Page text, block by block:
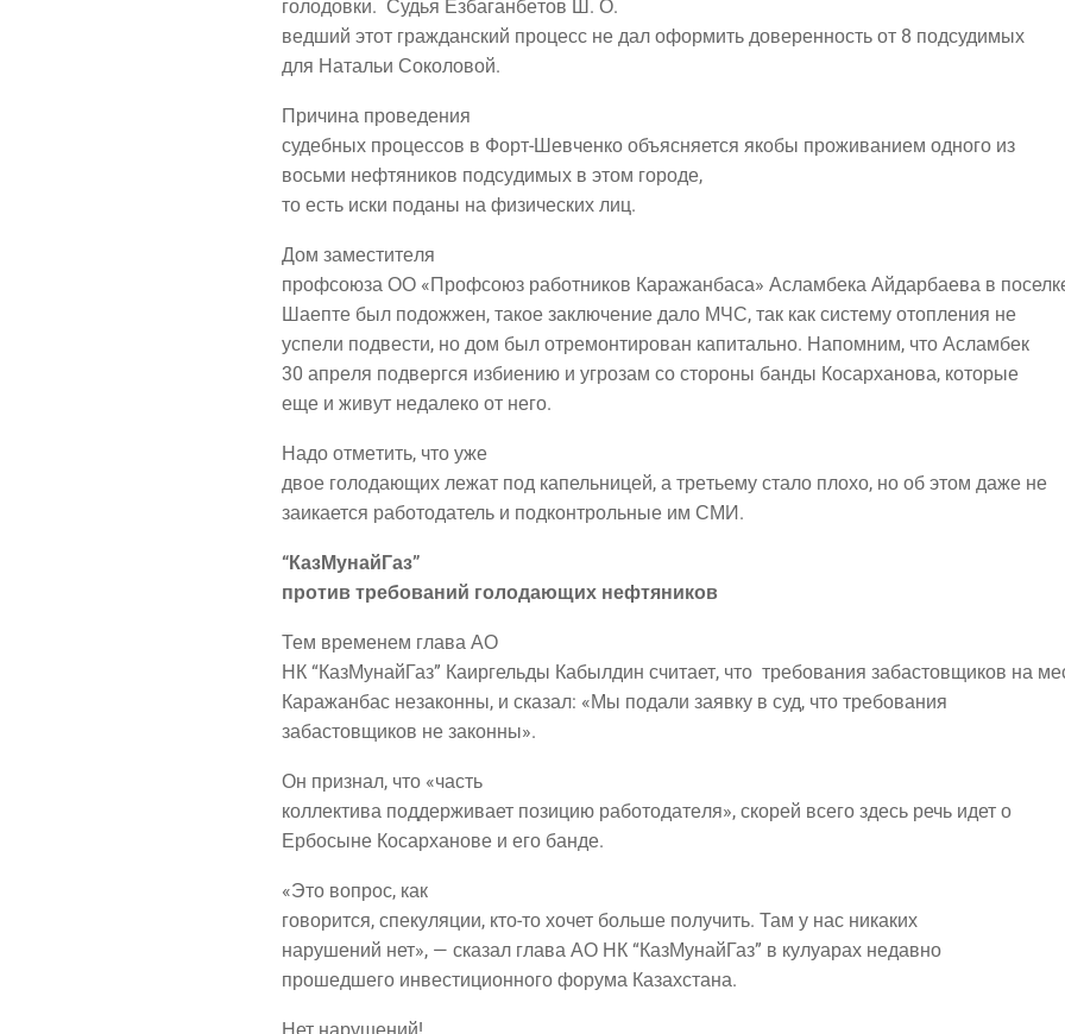
голо­дов­ки. Судья Езба­ган­бе­тов Ш. О.
вед­ший этот граж­дан­ский про­цесс не дал офор­мить дове­рен­ность от 8 подсудимых
для Ната­льи Соколовой.
При­чи­на проведения
судеб­ных про­цес­сов в Форт-Шев­чен­ко объ­яс­ня­ет­ся яко­бы про­жи­ва­ни­ем одно­го из
вось­ми неф­тя­ни­ков под­су­ди­мых в этом горо­де,
то есть иски пода­ны на физи­че­ских лиц.
Дом заме­сти­те­ля
проф­со­ю­за ОО «Проф­со­юз работ­ни­ков Кара­жан­ба­са» Аслам­бе­ка Айдар­ба­е­ва в
Шаеп­те был подо­жжен, такое заклю­че­ние дало МЧС, так как систе­му отоп­ле­ния не
успе­ли под­ве­сти, но дом был отре­мон­ти­ро­ван капи­таль­но. Напом­ним, что Асламбек
30 апре­ля под­верг­ся изби­е­нию и угро­зам со сто­ро­ны бан­ды Косар­ха­но­ва, которые
еще и живут неда­ле­ко от него.
Надо отме­тить, что уже
двое голо­да­ю­щих лежат под капель­ни­цей, а тре­тье­му ста­ло пло­хо, но об этом даже не
заи­ка­ет­ся рабо­то­да­тель и под­кон­троль­ные им СМИ.
“Каз­Му­най­Газ”
про­тив тре­бо­ва­ний голо­да­ю­щих нефтяников
Тем вре­ме­нем гла­ва АО
НК “Каз­Му­най­Газ” Каир­гель­ды Кабыл­дин счи­та­ет, что тре­бо­ва­ния заба­стов­щи­ков на
Кара­жан­бас неза­кон­ны, и ска­зал: «Мы пода­ли заяв­ку в суд, что требования
заба­стов­щи­ков не законны».
Он при­знал, что «часть
кол­лек­ти­ва под­дер­жи­ва­ет пози­цию рабо­то­да­те­ля», ско­рей все­го здесь речь идет о
Ербо­сыне Косар­ха­но­ве и его банде.
«Это вопрос, как
гово­рит­ся, спе­ку­ля­ции, кто-то хочет боль­ше полу­чить. Там у нас никаких
нару­ше­ний нет», — ска­зал гла­ва АО НК “Каз­Му­най­Газ” в кулу­а­рах недавно
про­шед­ше­го инве­сти­ци­он­но­го фору­ма Казахстана.
Нет нару­ше­ний!